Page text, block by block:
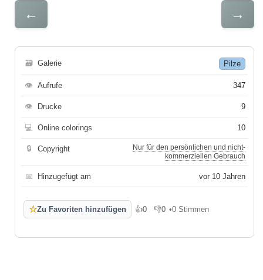
← →
🗃 Galerie Pilze
👁 Aufrufe 347
👁 Drucke 9
💻 Online colorings 10
🔒 Copyright
Nur für den persönlichen und nicht-
kommerziellen Gebrauch
📅 Hinzugefügt am vor 10 Jahren
☆Zu Favoriten hinzufügen 👍0
Gefällt mir
👎0
Gefällt mir nicht
•0 Stimmen